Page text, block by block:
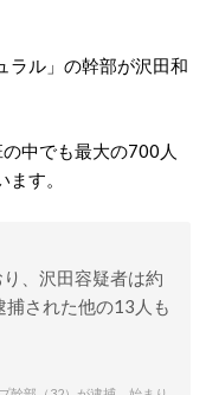
ラル」の幹部が沢田和
中でも最大の700人
す。
、沢田容疑者は約
された他の13人も